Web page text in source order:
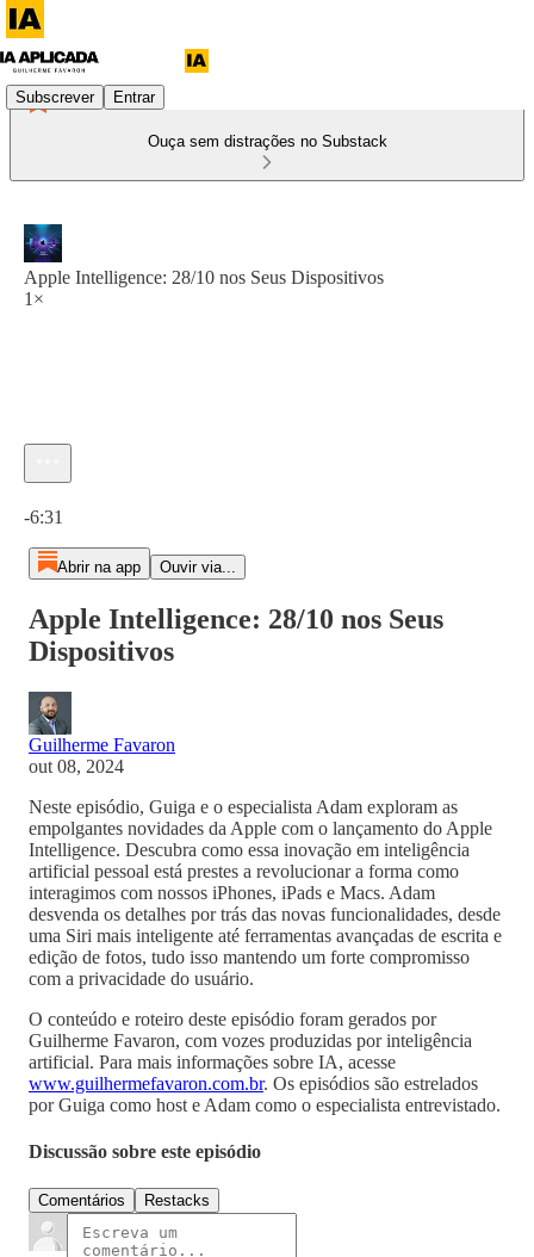
Subscrever Entrar
Ouça sem distrações no Substack
Apple Intelligence: 28/10 nos Seus Dispositivos
1×
-6:31
Abrir na app Ouvir via...
Apple Intelligence: 28/10 nos Seus
Dispositivos
Guilherme Favaron
out 08, 2024
Neste episódio, Guiga e o especialista Adam exploram as
empolgantes novidades da Apple com o lançamento do Apple
Intelligence. Descubra como essa inovação em inteligência
artificial pessoal está prestes a revolucionar a forma como
interagimos com nossos iPhones, iPads e Macs. Adam
desvenda os detalhes por trás das novas funcionalidades, desde
uma Siri mais inteligente até ferramentas avançadas de escrita e
edição de fotos, tudo isso mantendo um forte compromisso
com a privacidade do usuário.
O conteúdo e roteiro deste episódio foram gerados por
Guilherme Favaron, com vozes produzidas por inteligência
artificial. Para mais informações sobre IA, acesse
www.guilhermefavaron.com.br. Os episódios são estrelados
por Guiga como host e Adam como o especialista entrevistado.
Discussão sobre este episódio
Comentários Restacks